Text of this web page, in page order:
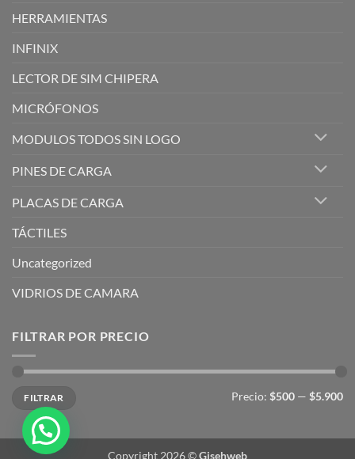
HERRAMIENTAS
INFINIX
LECTOR DE SIM CHIPERA
MICRÓFONOS
MODULOS TODOS SIN LOGO
PINES DE CARGA
PLACAS DE CARGA
TÁCTILES
Uncategorized
VIDRIOS DE CAMARA
FILTRAR POR PRECIO
mínimo
máximo
FILTRAR Precio: $500 — $5.900
Copyright 2026 ©Gisehweb